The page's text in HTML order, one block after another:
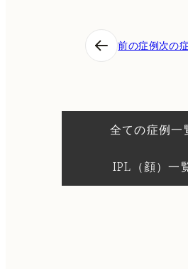
前の症例次の
全ての症例一
IPL（顔）一